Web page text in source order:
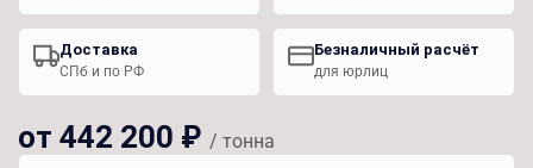
Доставка
СПб и по РФ
Безналичный расчёт
для юрлиц
от 442 200 ₽ / тонна